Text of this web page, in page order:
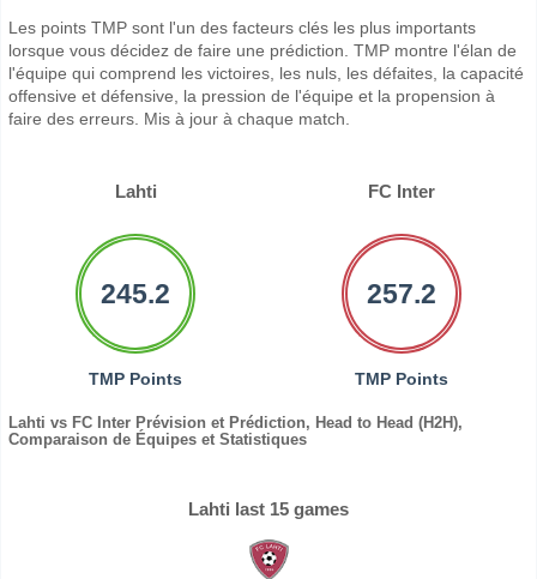
Les points TMP sont l'un des facteurs clés les plus importants
lorsque vous décidez de faire une prédiction. TMP montre l'élan de
l'équipe qui comprend les victoires, les nuls, les défaites, la capacité
offensive et défensive, la pression de l'équipe et la propension à
faire des erreurs. Mis à jour à chaque match.
Lahti FC Inter
245.2
TMP Points
257.2
TMP Points
Lahti vs FC Inter Prévision et Prédiction, Head to Head (H2H),
Comparaison de Équipes et Statistiques
Lahti last 15 games